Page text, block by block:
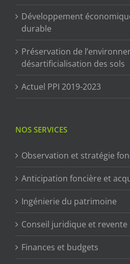
Développement
durable
Préservation de
désartificialisation des sols
Actuel PPI 2019-2023
NOS SERVICES
Observation et stratégie
Anticipation foncière et
Ingénierie du patrimoine
Conseil juridique et revente
Finances et budgets